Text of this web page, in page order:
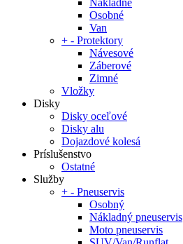
Nákladné
Osobné
Van
+ - Protektory
Návesové
Záberové
Zimné
Vložky
Disky
Disky oceľové
Disky alu
Dojazdové kolesá
Príslušenstvo
Ostatné
Služby
+ - Pneuservis
Osobný
Nákladný pneuservis
Moto pneuservis